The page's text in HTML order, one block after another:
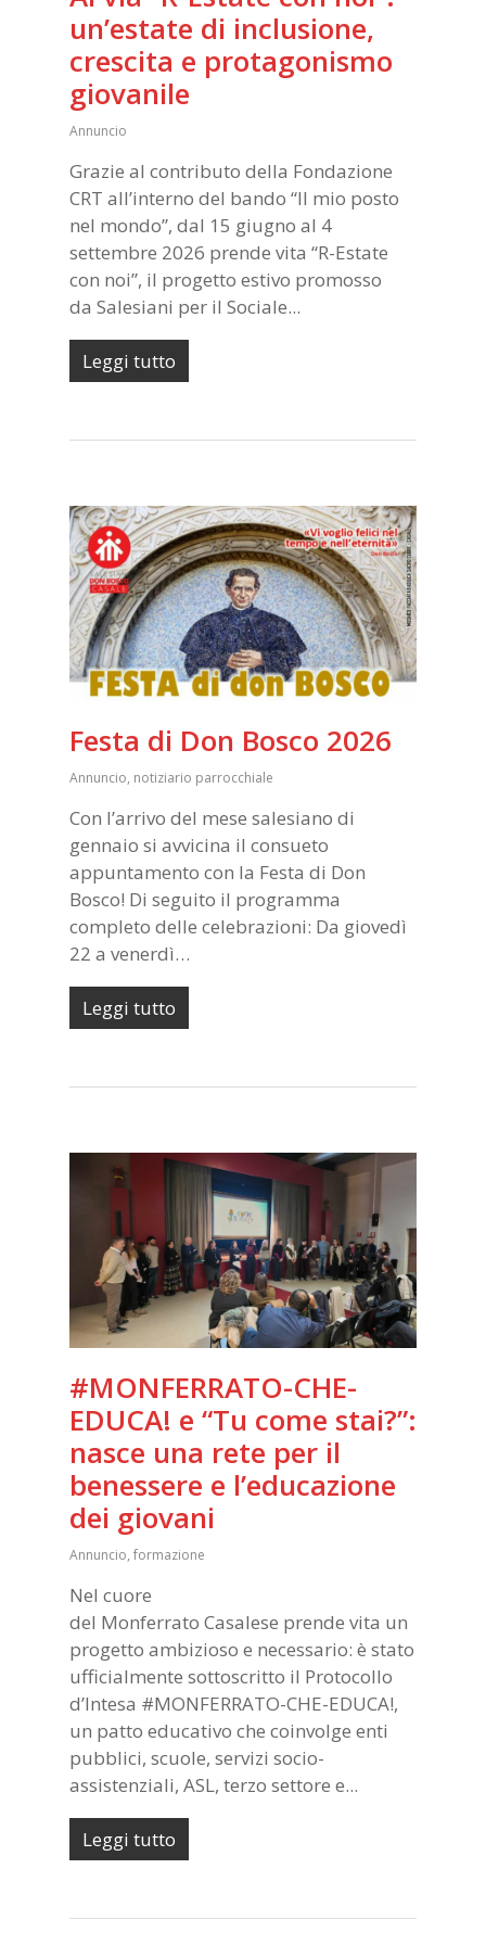
un’estate di inclusione,
crescita e protagonismo
giovanile
Annuncio
Grazie al contributo della Fondazione
CRT all’interno del bando “Il mio posto
nel mondo”, dal 15 giugno al 4
settembre 2026 prende vita “R-Estate
con noi”, il progetto estivo promosso
da Salesiani per il Sociale...
Leggi tutto
Festa di Don Bosco 2026
Annuncio, notiziario parrocchiale
Con l’arrivo del mese salesiano di
gennaio si avvicina il consueto
appuntamento con la Festa di Don
Bosco! Di seguito il programma
completo delle celebrazioni: Da giovedì
22 a venerdì…
Leggi tutto
#MONFERRATO-CHE-
EDUCA! e “Tu come stai?”:
nasce una rete per il
benessere e l’educazione
dei giovani
Annuncio, formazione
Nel cuore
del Monferrato Casalese prende vita un
progetto ambizioso e necessario: è stato
ufficialmente sottoscritto il Protocollo
d’Intesa #MONFERRATO-CHE-EDUCA!,
un patto educativo che coinvolge enti
pubblici, scuole, servizi socio-
assistenziali, ASL, terzo settore e...
Leggi tutto